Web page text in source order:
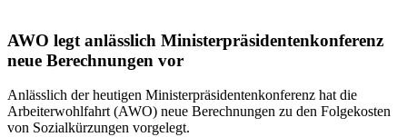
AWO legt anlässlich Ministerpräsidentenkonferenz
neue Berechnungen vor
Anlässlich der heutigen Ministerpräsidentenkonferenz hat die
Arbeiterwohlfahrt (AWO) neue Berechnungen zu den Folgekosten
von Sozialkürzungen vorgelegt.